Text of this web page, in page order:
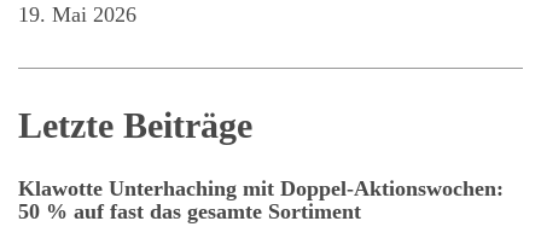
19. Mai 2026
Letzte Beiträge
Klawotte Unterhaching mit Doppel-Aktionswochen:
50 % auf fast das gesamte Sortiment